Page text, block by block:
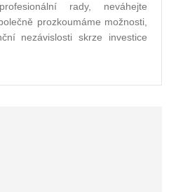
rady, neváhejte
prozkoumáme možnosti,
nezávislosti skrze investice